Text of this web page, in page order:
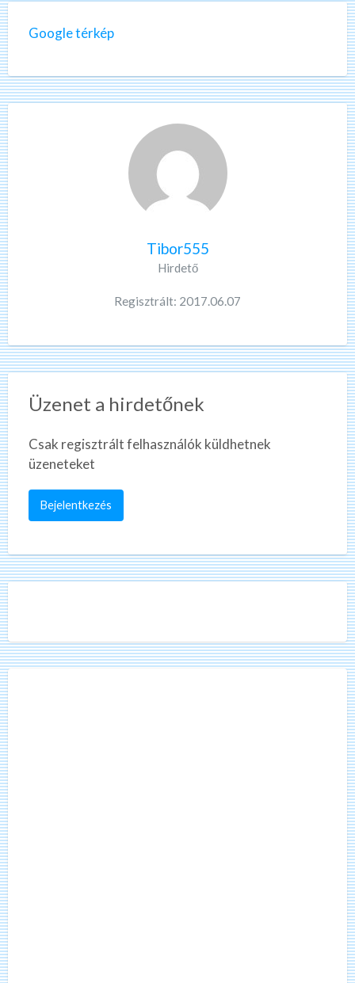
Google térkép
Tibor555
Hirdető
Regisztrált: 2017.06.07
Üzenet a hirdetőnek
Csak regisztrált felhasználók küldhetnek
üzeneteket
Bejelentkezés